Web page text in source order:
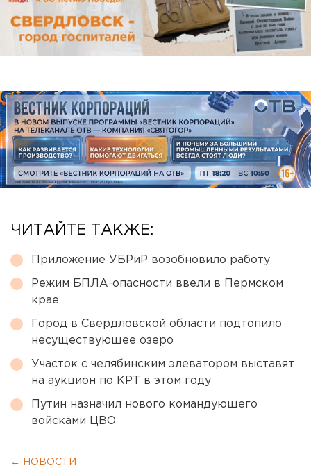
ЧИТАЙТЕ ТАКЖЕ:
Приложение УБРиР возобновило работу
Режим БПЛА-опасности ввели в Пермском
крае
Город в Свердловской области подтопило
несуществующее озеро
Участок с челябинским элеватором выставят
на аукцион по КРТ в этом году
Путин назначил нового командующего
войсками ЦВО
← НОВОСТИ